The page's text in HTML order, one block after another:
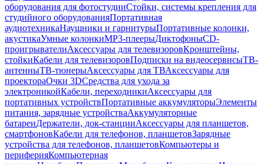
оборудования для фотостудииСтойки, системы крепления для
студийного оборудованияПортативная
аудиотехникаНаушники и гарнитурыПортативные колонки,
акустикаУмные колонкиMP3-плеерыДиктофоныCD-
проигрывателиАксессуары для телевизоровКронштейны,
стойкиКабели для телевизоровПодписки на видеосервисыТВ-
антенныТВ-тюнерыАксессуары для ТВАксессуары для
проектораОчки 3DСредства для ухода за
электроникойКабели, переходникиАксессуары для
портативных устройствПортативные аккумуляторыЭлементы
питания, зарядные устройстваАккумуляторные
батареиДержатели, док-станцииАксессуары для планшетов,
смартфоновКабели для телефонов, планшетовЗарядные
устройства для телефонов, планшетовКомпьютеры и
периферияКомпьютерная